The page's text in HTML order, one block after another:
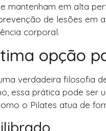
mantenham em alta
de lesões em
corporal.
opção
verdadeira filosofia
essa prática pode ser
o Pilates atua de